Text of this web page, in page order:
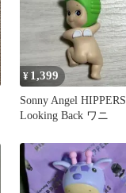
¥ 1,399
Sonny Angel HIPPERS
Looking Back ワニ